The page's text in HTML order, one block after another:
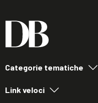
Categorie tematiche
Link veloci